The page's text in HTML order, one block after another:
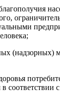
(надзорных)